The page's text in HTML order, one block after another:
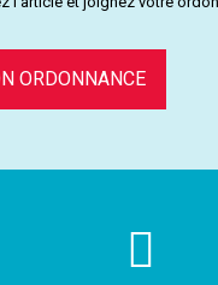
ORDONNANCE